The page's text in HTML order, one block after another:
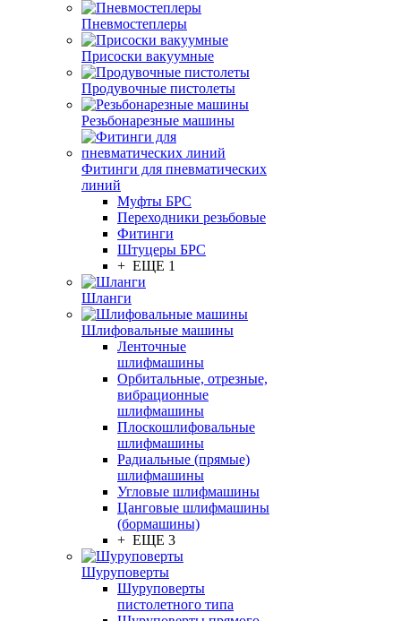
Пневмостеплеры
Присоски вакуумные
Продувочные пистолеты
Резьбонарезные машины
Фитинги для пневматических
линий
Муфты БРС
Переходники резьбовые
Фитинги
Штуцеры БРС
+ ЕЩЕ 1
Шланги
Шлифовальные машины
Ленточные
шлифмашины
Орбитальные, отрезные,
вибрационные
шлифмашины
Плоскошлифовальные
шлифмашины
Радиальные (прямые)
шлифмашины
Угловые шлифмашины
Цанговые шлифмашины
(бормашины)
+ ЕЩЕ 3
Шуруповерты
Шуруповерты
пистолетного типа